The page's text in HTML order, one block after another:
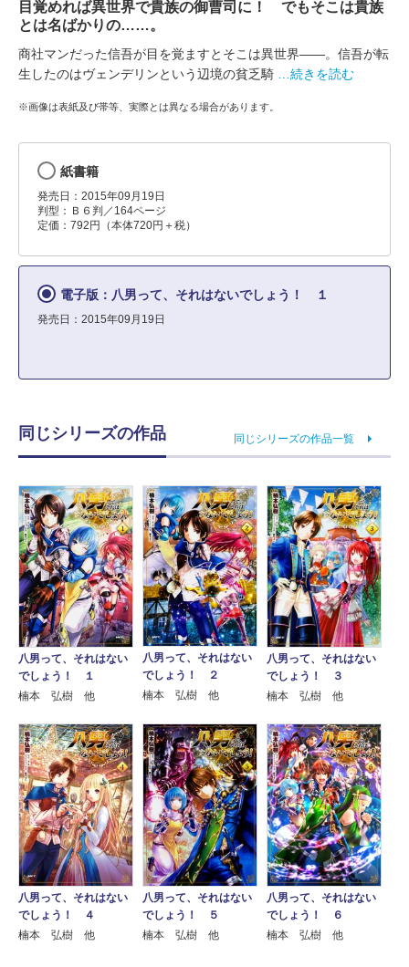
目覚めれば異世界で貴族の御曹司に！ でもそこは貴族
とは名ばかりの……。
商社マンだった信吾が目を覚ますとそこは異世界――。信吾が転
生したのはヴェンデリンという辺境の貧乏騎
…続きを読む
※画像は表紙及び帯等、実際とは異なる場合があります。
紙書籍
発売日：2015年09月19日
判型：Ｂ６判／164ページ
定価：792円（本体720円＋税）
電子版：八男って、それはないでしょう！ １
発売日：2015年09月19日
同じシリーズの作品 同じシリーズの作品一覧
八男って、それはない
でしょう！ １
楠本 弘樹 他
八男って、それはない
でしょう！ ２
楠本 弘樹 他
八男って、それはない
でしょう！ ３
楠本 弘樹 他
八男って、それはない
でしょう！ ４
楠本 弘樹 他
八男って、それはない
でしょう！ ５
楠本 弘樹 他
八男って、それはない
でしょう！ ６
楠本 弘樹 他